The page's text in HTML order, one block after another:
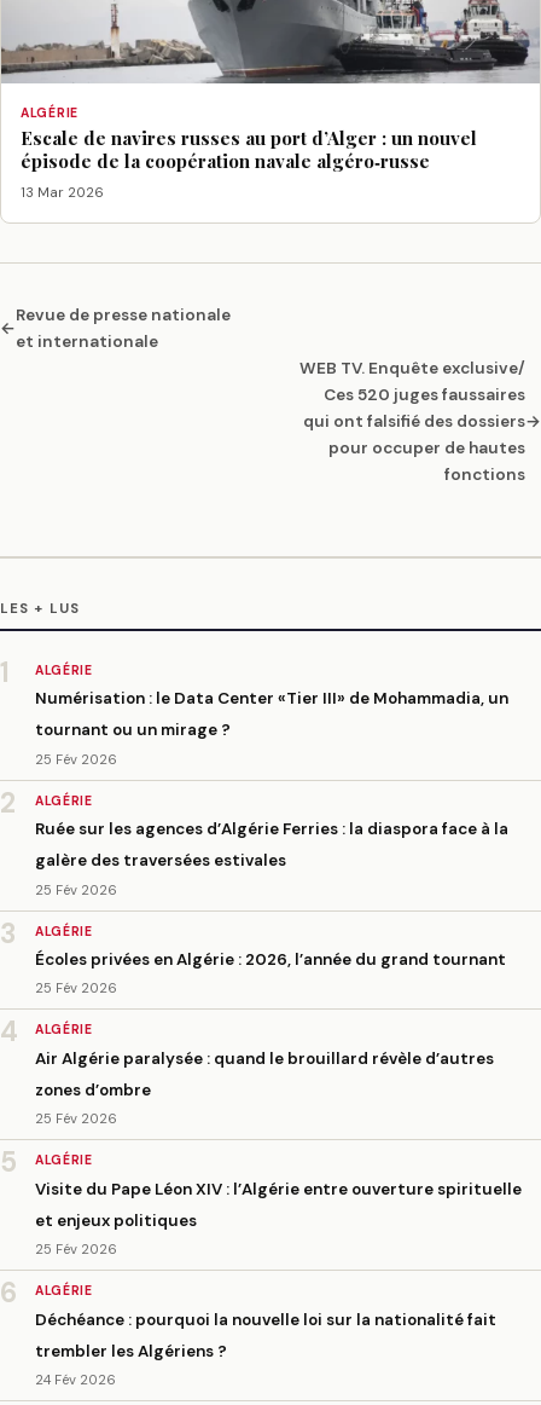
ALGÉRIE
Escale de navires russes au port d’Alger : un nouvel
épisode de la coopération navale algéro‑russe
13 Mar 2026
←
Revue de presse nationale
et internationale
WEB TV. Enquête exclusive/
Ces 520 juges faussaires
qui ont falsifié des dossiers
pour occuper de hautes
fonctions
→
LES + LUS
1 ALGÉRIE
Numérisation : le Data Center «Tier III» de Mohammadia, un
tournant ou un mirage ?
25 Fév 2026
2 ALGÉRIE
Ruée sur les agences d’Algérie Ferries : la diaspora face à la
galère des traversées estivales
25 Fév 2026
3 ALGÉRIE
Écoles privées en Algérie : 2026, l’année du grand tournant
25 Fév 2026
4 ALGÉRIE
Air Algérie paralysée : quand le brouillard révèle d’autres
zones d’ombre
25 Fév 2026
5 ALGÉRIE
Visite du Pape Léon XIV : l’Algérie entre ouverture spirituelle
et enjeux politiques
25 Fév 2026
6 ALGÉRIE
Déchéance : pourquoi la nouvelle loi sur la nationalité fait
trembler les Algériens ?
24 Fév 2026